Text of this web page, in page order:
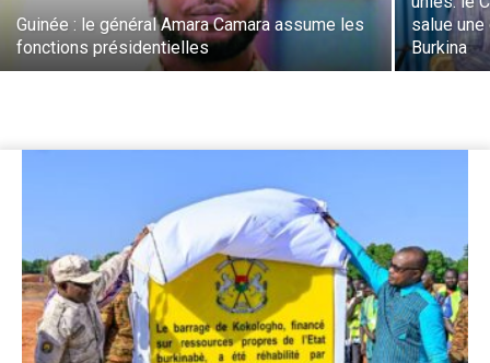
Guinée : le général Amara Camara assume les
fonctions présidentielles
salue
Burkina